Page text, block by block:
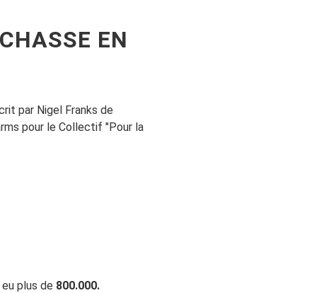
EN
par Nigel Franks de
pour le Collectif "Pour la
plus de 800.000.